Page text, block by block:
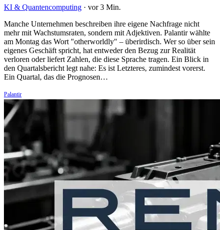
KI & Quantencomputing · vor 3 Min.
Manche Unternehmen beschreiben ihre eigene Nachfrage nicht
mehr mit Wachstumsraten, sondern mit Adjektiven. Palantir wählte
am Montag das Wort "otherworldly" – überirdisch. Wer so über sein
eigenes Geschäft spricht, hat entweder den Bezug zur Realität
verloren oder liefert Zahlen, die diese Sprache tragen. Ein Blick in
den Quartalsbericht legt nahe: Es ist Letzteres, zumindest vorerst.
Ein Quartal, das die Prognosen…
Palantir